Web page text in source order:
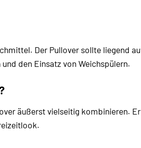
Der Pullover sollte liegend
den Einsatz von Weichspülern.
äußerst vielseitig kombinieren.